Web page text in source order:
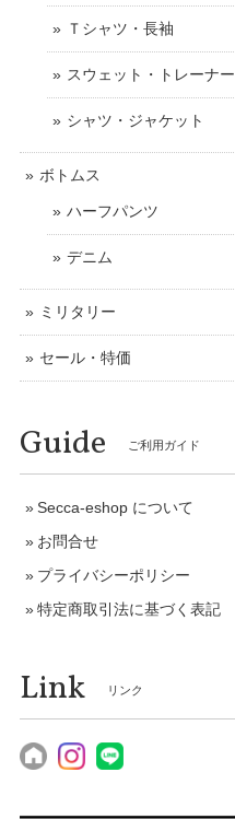
Ｔシャツ・長袖
スウェット・トレーナー
シャツ・ジャケット
ボトムス
ハーフパンツ
デニム
ミリタリー
セール・特価
Guide ご利用ガイド
Secca-eshop について
お問合せ
プライバシーポリシー
特定商取引法に基づく表記
Link リンク